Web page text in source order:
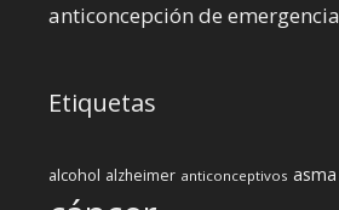
anticoncepción de emergencia
Etiquetas
alcohol alzheimer anticonceptivos asma